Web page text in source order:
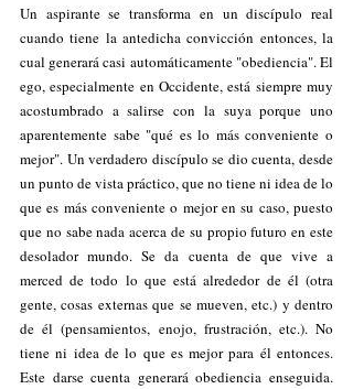
Un aspirante se transforma en un discípulo real
cuando tiene la antedicha convicción entonces, la
cual generará casi automáticamente "obediencia". El
ego, especialmente en Occidente, está siempre muy
acostumbrado a salirse con la suya porque uno
aparentemente sabe "qué es lo más conveniente o
mejor". Un verdadero discípulo se dio cuenta, desde
un punto de vista práctico, que no tiene ni idea de lo
que es más conveniente o mejor en su caso, puesto
que no sabe nada acerca de su propio futuro en este
desolador mundo. Se da cuenta de que vive a
merced de todo lo que está alrededor de él (otra
gente, cosas externas que se mueven, etc.) y dentro
de él (pensamientos, enojo, frustración, etc.). No
tiene ni idea de lo que es mejor para él entonces.
Este darse cuenta generará obediencia enseguida.